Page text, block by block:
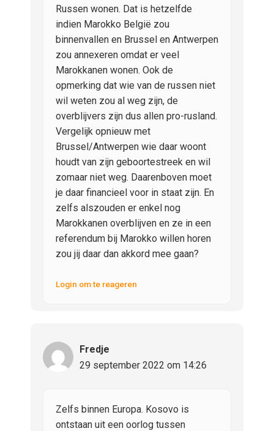
Russen wonen. Dat is hetzelfde
indien Marokko België zou
binnenvallen en Brussel en Antwerpen
zou annexeren omdat er veel
Marokkanen wonen. Ook de
opmerking dat wie van de russen niet
wil weten zou al weg zijn, de
overblijvers zijn dus allen pro-rusland.
Vergelijk opnieuw met
Brussel/Antwerpen wie daar woont
houdt van zijn geboortestreek en wil
zomaar niet weg. Daarenboven moet
je daar financieel voor in staat zijn. En
zelfs alszouden er enkel nog
Marokkanen overblijven en ze in een
referendum bij Marokko willen horen
zou jij daar dan akkord mee gaan?
Login om te reageren
Fredje
29 september 2022 om 14:26
Zelfs binnen Europa. Kosovo is
ontstaan uit een oorlog tussen